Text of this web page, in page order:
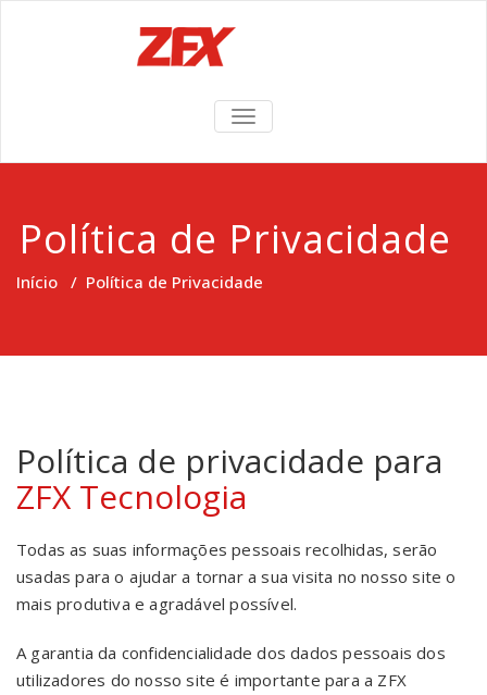
TOGGLE
NAVIGATION
Política de Privacidade
Início / Política de Privacidade
Política de privacidade para
ZFX Tecnologia
Todas as suas informações pessoais recolhidas, serão
usadas para o ajudar a tornar a sua visita no nosso site o
mais produtiva e agradável possível.
A garantia da confidencialidade dos dados pessoais dos
utilizadores do nosso site é importante para a ZFX